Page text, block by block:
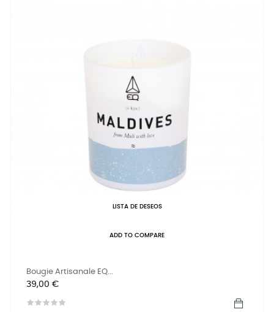
LISTA DE DESEOS
ADD TO COMPARE
Bougie Artisanale EQ...
Precio
39,00 €